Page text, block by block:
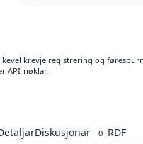
krevje registrering og
API-nøklar.
Diskusjonar 0 RDF